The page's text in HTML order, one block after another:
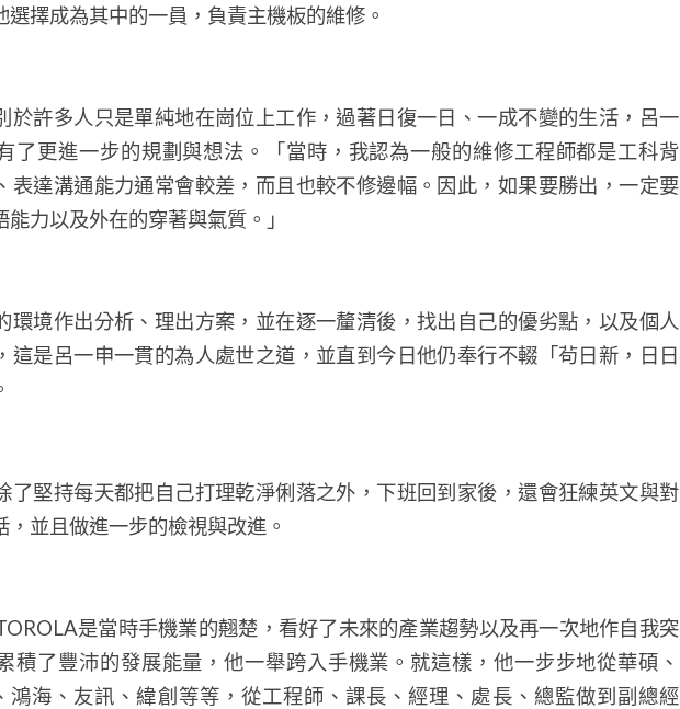
選擇成為其中的一員，負責主機板的維修。
於許多人只是單純地在崗位上工作，過著日復一日、一成不變的生活，呂一
了更進一步的規劃與想法。「當時，我認為一般的維修工程師都是工科背
表達溝通能力通常會較差，而且也較不修邊幅。因此，如果要勝出，一定要
力以及外在的穿著與氣質。」
環境作出分析、理出方案，並在逐一釐清後，找出自己的優劣點，以及個人
這是呂一申一貫的為人處世之道，並直到今日他仍奉行不輟「茍日新，日日
了堅持每天都把自己打理乾淨俐落之外，下班回到家後，還會狂練英文與對
，並且做進一步的檢視與改進。
是當時手機業的翹楚，看好了未來的產業趨勢以及再一次地作自我突
積了豐沛的發展能量，他一舉跨入手機業。就這樣，他一步步地從華碩、
鴻海、友訊、緯創等等，從工程師、課長、經理、處長、總監做到副總經